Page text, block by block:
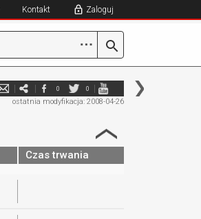
Kontakt Zaloguj
⋯
0 0
ostatnia modyfikacja: 2008-04-26
Czas trwania